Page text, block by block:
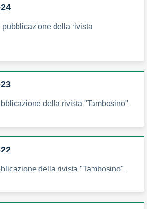
della rivista
della rivista "Tambosino".
della rivista "Tambosino".